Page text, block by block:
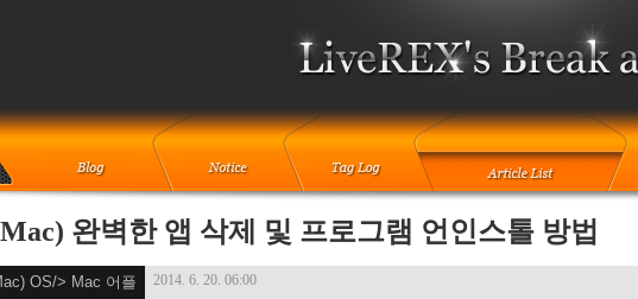
완벽한 앱 삭제 및 프로그램 언인스톨 방법
OS/> Mac 어플 2014. 6. 20. 06:00